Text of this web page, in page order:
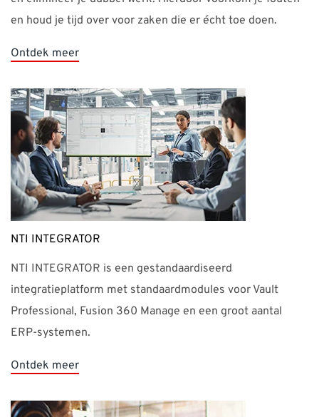
Ontdek meer
NTI INTEGRATOR
NTI INTEGRATOR is een gestandaardiseerd
integratieplatform met standaardmodules voor Vault
Professional, Fusion 360 Manage en een groot aantal
ERP-systemen.
Ontdek meer